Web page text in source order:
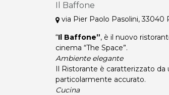
Il Baffone
via Pier Paolo Pasolini, 33040
“Il Baffone”, è il nuovo
cinema “The Space”.
Ambiente elegante
Il Ristorante è caratterizzato
particolarmente accurato.
Cucina